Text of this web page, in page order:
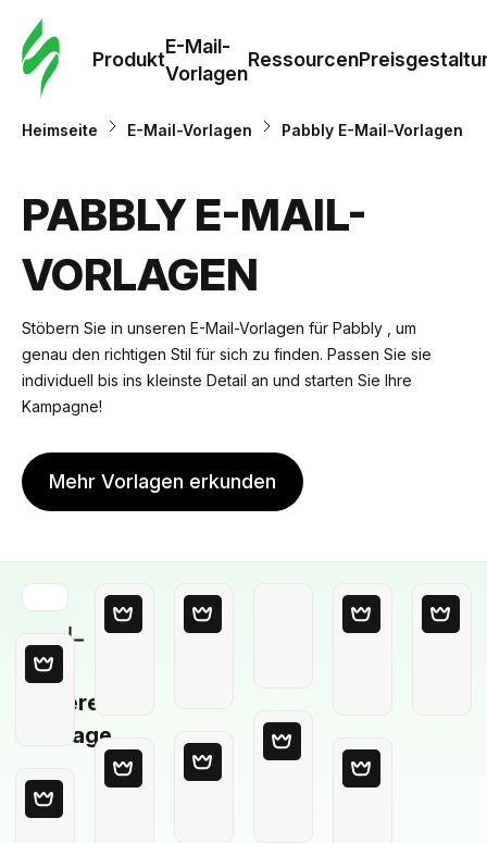
Produkt
E-Mail-
Vorlagen
Ressourcen
Heimseite E-Mail-Vorlagen Pabbly E-Mail-Vorlagen
PABBLY E-MAIL-
VORLAGEN
Stöbern Sie in unseren E-Mail-Vorlagen für Pabbly , um
genau den richtigen Stil für sich zu finden. Passen Sie sie
individuell bis ins kleinste Detail an und starten Sie Ihre
Kampagne!
Mehr Vorlagen erkunden
Leere
Vorlage